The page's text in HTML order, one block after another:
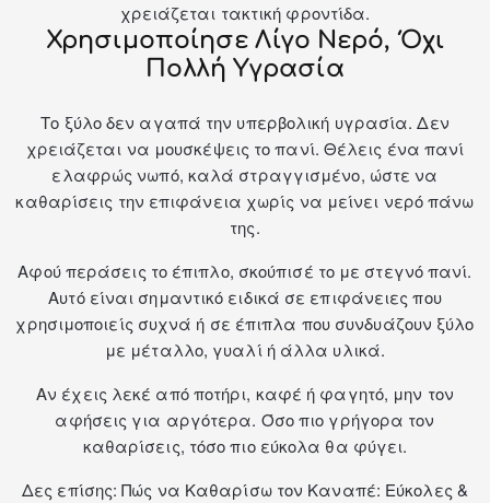
χρειάζεται τακτική φροντίδα.
Χρησιμοποίησε Λίγο Νερό, Όχι
Πολλή Υγρασία
Το ξύλο δεν αγαπά την υπερβολική υγρασία. Δεν
χρειάζεται να μουσκέψεις το πανί. Θέλεις ένα πανί
ελαφρώς νωπό, καλά στραγγισμένο, ώστε να
καθαρίσεις την επιφάνεια χωρίς να μείνει νερό πάνω
της.
Αφού περάσεις το έπιπλο, σκούπισέ το με στεγνό πανί.
Αυτό είναι σημαντικό ειδικά σε επιφάνειες που
χρησιμοποιείς συχνά ή σε έπιπλα που συνδυάζουν ξύλο
με μέταλλο, γυαλί ή άλλα υλικά.
Αν έχεις λεκέ από ποτήρι, καφέ ή φαγητό, μην τον
αφήσεις για αργότερα. Όσο πιο γρήγορα τον
καθαρίσεις, τόσο πιο εύκολα θα φύγει.
Δες επίσης:Πώς να Καθαρίσω τον Καναπέ: Εύκολες &